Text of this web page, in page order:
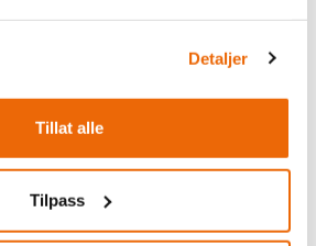
Detaljer
Tillat alle
Tilpass